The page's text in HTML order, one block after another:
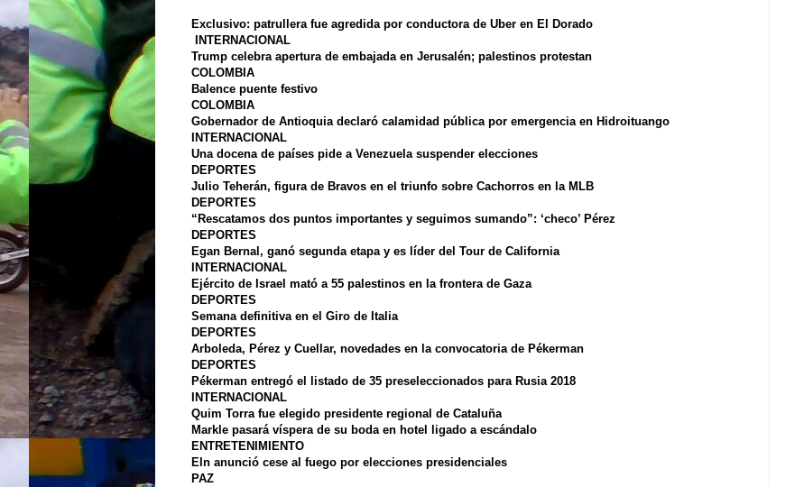
Exclusivo: patrullera fue agredida por conductora de Uber en El Dorado
INTERNACIONAL
Trump celebra apertura de embajada en Jerusalén; palestinos protestan
COLOMBIA
Balence puente festivo
COLOMBIA
Gobernador de Antioquia declaró calamidad pública por emergencia en Hidroituango
INTERNACIONAL
Una docena de países pide a Venezuela suspender elecciones
DEPORTES
Julio Teherán, figura de Bravos en el triunfo sobre Cachorros en la MLB
DEPORTES
“Rescatamos dos puntos importantes y seguimos sumando”: ‘checo’ Pérez
DEPORTES
Egan Bernal, ganó segunda etapa y es líder del Tour de California
INTERNACIONAL
Ejército de Israel mató a 55 palestinos en la frontera de Gaza
DEPORTES
Semana definitiva en el Giro de Italia
DEPORTES
Arboleda, Pérez y Cuellar, novedades en la convocatoria de Pékerman
DEPORTES
Pékerman entregó el listado de 35 preseleccionados para Rusia 2018
INTERNACIONAL
Quim Torra fue elegido presidente regional de Cataluña
Markle pasará víspera de su boda en hotel ligado a escándalo
ENTRETENIMIENTO
Eln anunció cese al fuego por elecciones presidenciales
PAZ